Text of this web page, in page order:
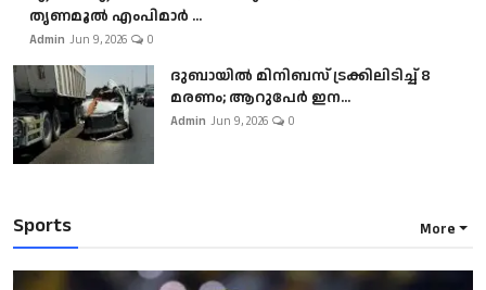
തൃണമൂൽ എംപിമാർ ...
Admin Jun 9, 2026 0
ദുബായിൽ മിനിബസ്​ ട്രക്കിലിടിച്ച് 8
മരണം; ആറുപേർ ഇന...
Admin Jun 9, 2026 0
Sports More